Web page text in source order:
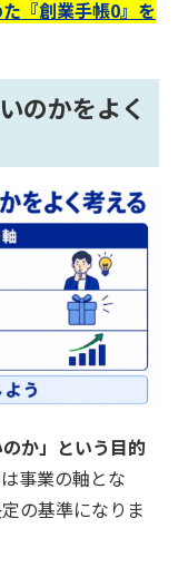
『創業手帳0』を
のかをよく
のか」という目的
事業の軸とな
の基準になりま